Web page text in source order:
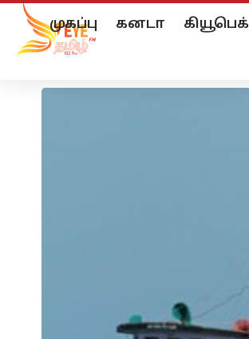
முகப்பு கனடா கியூபெக்